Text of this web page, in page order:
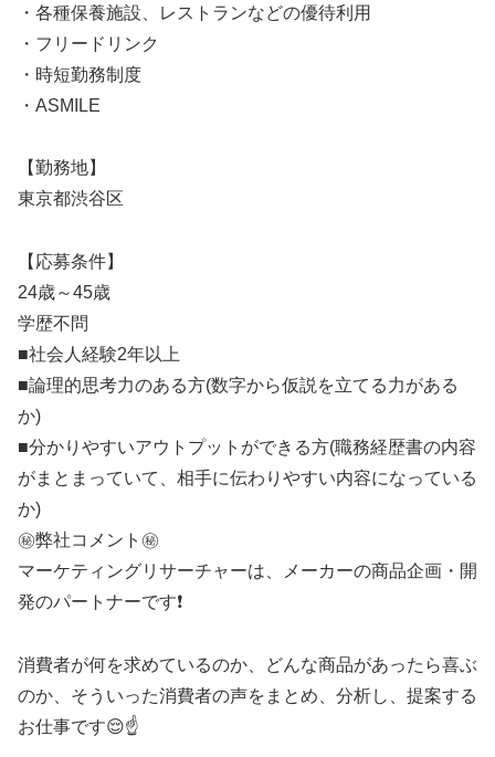
・各種保養施設、レストランなどの優待利用
・フリードリンク
・時短勤務制度
・ASMILE
【勤務地】
東京都渋谷区
【応募条件】
24歳～45歳
学歴不問
■社会人経験2年以上
■論理的思考力のある方(数字から仮説を立てる力がある
か)
■分かりやすいアウトプットができる方(職務経歴書の内容
がまとまっていて、相手に伝わりやすい内容になっている
か)
㊙️弊社コメント㊙️
マーケティングリサーチャーは、メーカーの商品企画・開
発のパートナーです❗
消費者が何を求めているのか、どんな商品があったら喜ぶ
のか、そういった消費者の声をまとめ、分析し、提案する
お仕事です😌☝️